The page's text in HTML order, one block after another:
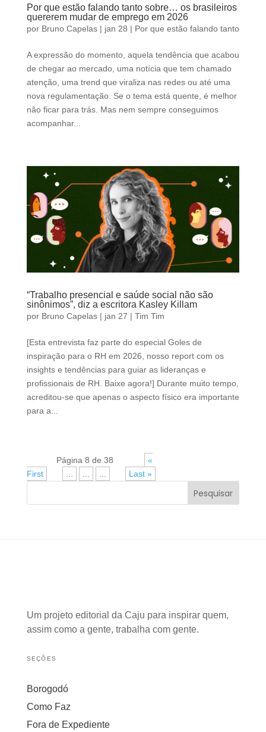
Por que estão falando tanto sobre… os brasileiros
quererem mudar de emprego em 2026
por Bruno Capelas| jan 28 | Por que estão falando tanto
A expressão do momento, aquela tendência que acabou
de chegar ao mercado, uma notícia que tem chamado
atenção, uma trend que viraliza nas redes ou até uma
nova regulamentação. Se o tema está quente, é melhor
não ficar para trás. Mas nem sempre conseguimos
acompanhar...
“Trabalho presencial e saúde social não são
sinônimos”, diz a escritora Kasley Killam
por Bruno Capelas| jan 27 | Tim Tim
[Esta entrevista faz parte do especial Goles de
inspiração para o RH em 2026, nosso report com os
insights e tendências para guiar as lideranças e
profissionais de RH. Baixe agora!] Durante muito tempo,
acreditou-se que apenas o aspecto físico era importante
para a...
Página 8 de 38
«
First
Last »
Pesquisar
Um projeto editorial da Caju para inspirar quem,
assim como a gente, trabalha com gente.
SEÇÕES
Borogodó
Como Faz
Fora de Expediente